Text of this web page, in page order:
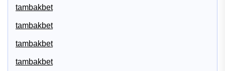
tambakbet
tambakbet
tambakbet
tambakbet